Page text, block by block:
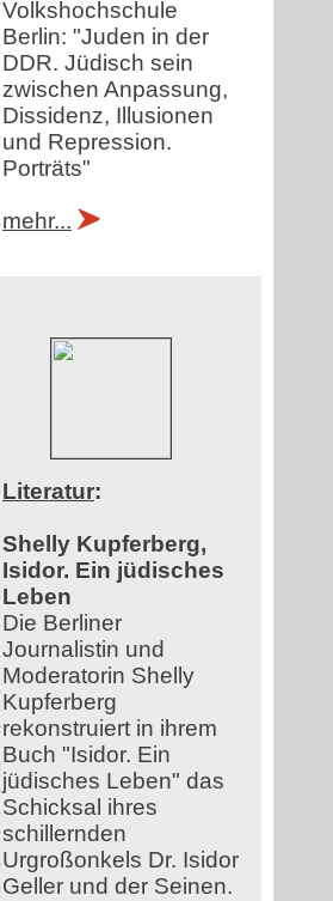
Volkshochschule
Berlin: "Juden in der
DDR. Jüdisch sein
zwischen Anpassung,
Dissidenz, Illusionen
und Repression.
Porträts"
mehr...
Literatur:
Shelly Kupferberg,
Isidor. Ein jüdisches
Leben
Die Berliner
Journalistin und
Moderatorin Shelly
Kupferberg
rekonstruiert in ihrem
Buch "Isidor. Ein
jüdisches Leben" das
Schicksal ihres
schillernden
Urgroßonkels Dr. Isidor
Geller und der Seinen.